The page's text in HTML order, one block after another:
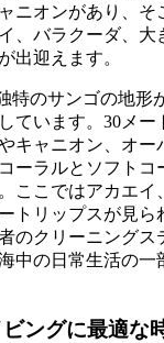
ニオンがあり、
、バラクーダ、大
出迎えます。
特のサンゴの地形
ています。30メー
キャニオン、オー
ーラルとソフトコ
ここではアカエイ
トリップスが見ら
のクリーニングス
中の日常生活の一
ングに最適な